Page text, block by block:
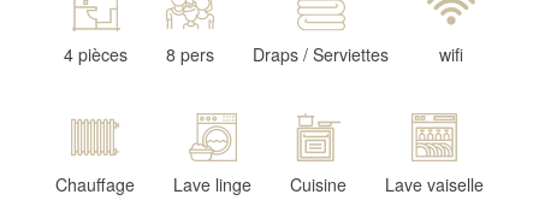
4 pièces 8 pers Draps / Serviettes wifi
Chauffage Lave linge Cuisine Lave vaiselle